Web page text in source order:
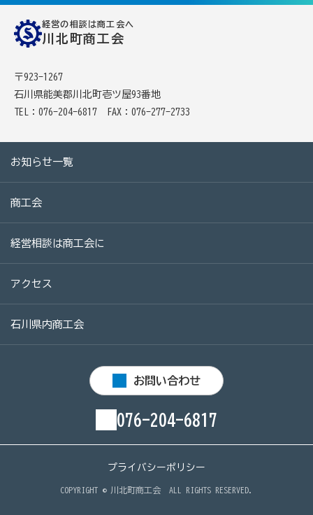
経営の相談は商工会へ
川北町商工会
〒923-1267
石川県能美郡川北町壱ツ屋93番地
TEL：076-204-6817
FAX：076-277-2733
お知らせ一覧
商工会
経営相談は商工会に
アクセス
石川県内商工会
お問い合わせ
076-204-6817
プライバシーポリシー
COPYRIGHT © 川北町商工会 ALL RIGHTS RESERVED.